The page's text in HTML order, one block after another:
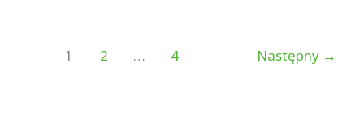
1 2 … 4 Następny →